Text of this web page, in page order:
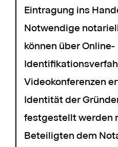
Eintragung ins
Notwendige
können über Online-
Videokonferenzen
Identität der
festgestellt werden
Beteiligten dem